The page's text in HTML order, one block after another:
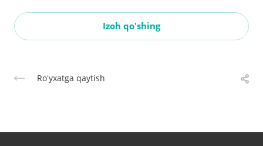
Izoh qo'shing
Roʻyxatga qaytish